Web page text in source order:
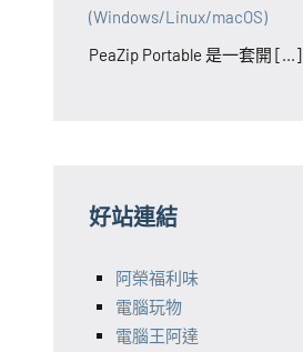
(Windows/Linux/macOS)
PeaZip Portable 是一套開 [...]
好站連結
阿榮福利味
電腦玩物
電腦王阿達